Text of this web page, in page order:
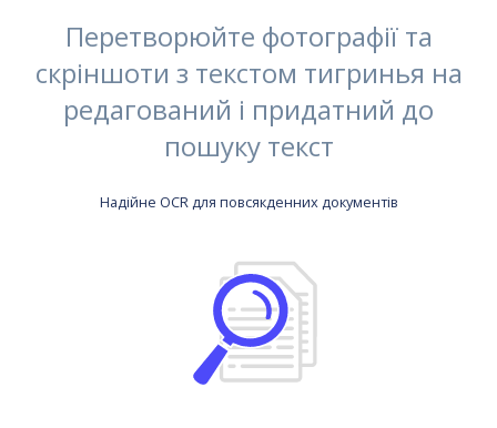
Перетворюйте фотографії та
скріншоти з текстом тигринья на
редагований і придатний до
пошуку текст
Надійне OCR для повсякденних документів